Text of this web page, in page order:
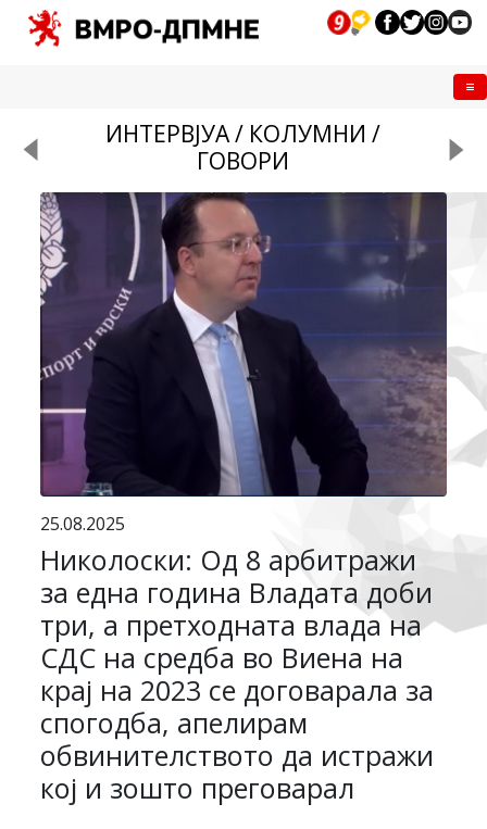
ИНТЕРВЈУА / КОЛУМНИ /
ГОВОРИ
25.08.2025
Николоски: Од 8 арбитражи
за една година Владата доби
три, а претходната влада на
СДС на средба во Виена на
крај на 2023 се договарала за
спогодба, апелирам
обвинителството да истражи
кој и зошто преговарал